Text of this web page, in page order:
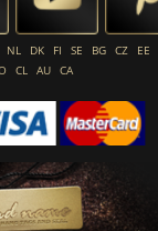
NL DK FI SE BG CZ
EE
CL AU CA